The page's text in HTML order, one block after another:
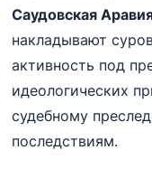
Саудовская
накладывают
активность под
идеологических
судебному
последствиям.